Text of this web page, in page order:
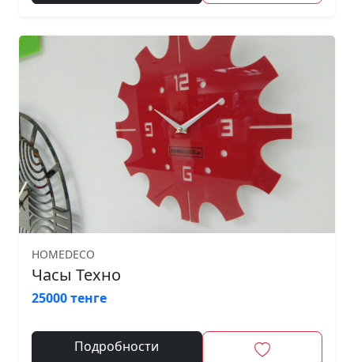
HOMEDECO
Часы Техно
25000 тенге
Подробности